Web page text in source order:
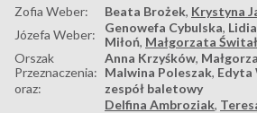
Zofia Weber:
Beata Brożek, Krystyna
Józefa Weber:
Genowefa Cybulska,
Miłoń, Małgorzata
Orszak
Przeznaczenia:
Anna Krzyśków,
Malwina Poleszak, Edyta
oraz:
zespół baletowy
Delfina Ambroziak,